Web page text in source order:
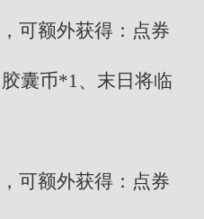
可额外获得：点券
囊币*1、末日将临
可额外获得：点券